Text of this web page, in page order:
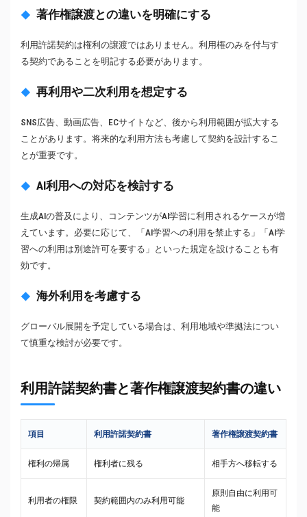
著作権譲渡との違いを明確にする
利用許諾契約は権利の譲渡ではありません。利用権のみを付与す
る契約であることを明記する必要があります。
再利用や二次利用を想定する
SNS広告、動画広告、ECサイトなど、後から利用範囲が拡大する
ことがあります。将来的な利用方法も考慮して契約を設計するこ
とが重要です。
AI利用への対応を検討する
生成AIの普及により、コンテンツがAI学習に利用されるケースが増
えています。必要に応じて、「AI学習への利用を禁止する」「AI学
習への利用は別途許可を要する」といった規定を設けることも有
効です。
海外利用を考慮する
グローバル展開を予定している場合は、利用地域や準拠法につい
て慎重な検討が必要です。
利用許諾契約書と著作権譲渡契約書の違い
項目 利用許諾契約書 著作権譲渡契約書
権利の帰属 権利者に残る 相手方へ移転する
利用者の権限 契約範囲内のみ利用可能
原則自由に利用可
能